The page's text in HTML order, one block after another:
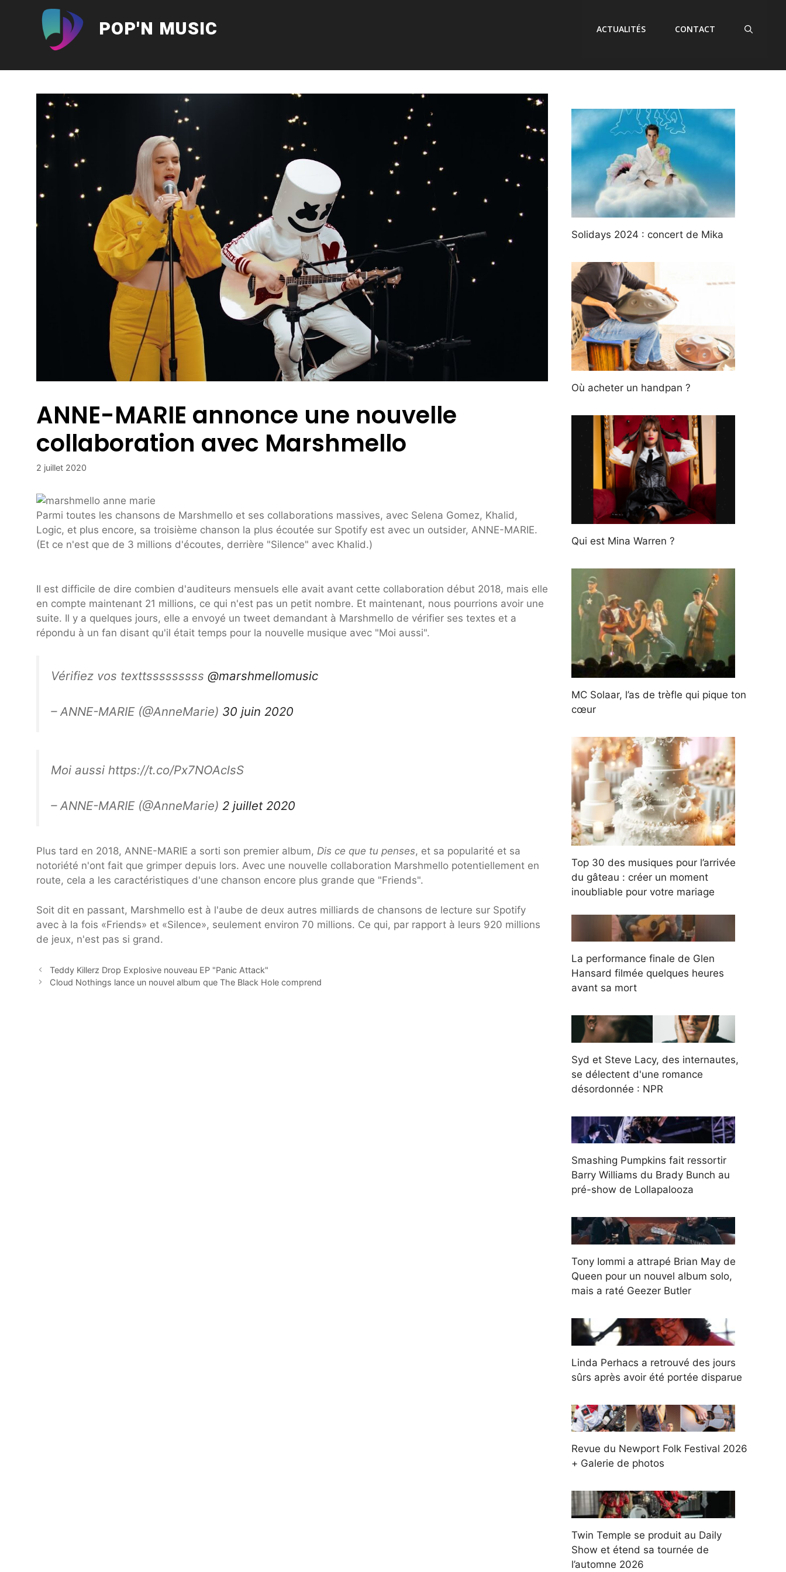
POP'N MUSIC ACTUALITÉS CONTACT
ANNE-MARIE annonce une nouvelle
collaboration avec Marshmello
2 juillet 2020
Parmi toutes les chansons de Marshmello et ses collaborations massives, avec Selena Gomez, Khalid,
Logic, et plus encore, sa troisième chanson la plus écoutée sur Spotify est avec un outsider, ANNE-MARIE.
(Et ce n'est que de 3 millions d'écoutes, derrière "Silence" avec Khalid.)
Il est difficile de dire combien d'auditeurs mensuels elle avait avant cette collaboration début 2018, mais elle
en compte maintenant 21 millions, ce qui n'est pas un petit nombre. Et maintenant, nous pourrions avoir une
suite. Il y a quelques jours, elle a envoyé un tweet demandant à Marshmello de vérifier ses textes et a
répondu à un fan disant qu'il était temps pour la nouvelle musique avec "Moi aussi".
Vérifiez vos texttsssssssss @marshmellomusic
– ANNE-MARIE (@AnneMarie) 30 juin 2020
Moi aussi https://t.co/Px7NOAclsS
– ANNE-MARIE (@AnneMarie) 2 juillet 2020
Plus tard en 2018, ANNE-MARIE a sorti son premier album, Dis ce que tu penses, et sa popularité et sa
notoriété n'ont fait que grimper depuis lors. Avec une nouvelle collaboration Marshmello potentiellement en
route, cela a les caractéristiques d'une chanson encore plus grande que "Friends".
Soit dit en passant, Marshmello est à l'aube de deux autres milliards de chansons de lecture sur Spotify
avec à la fois «Friends» et «Silence», seulement environ 70 millions. Ce qui, par rapport à leurs 920 millions
de jeux, n'est pas si grand.
Teddy Killerz Drop Explosive nouveau EP "Panic Attack"
Cloud Nothings lance un nouvel album que The Black Hole comprend
Solidays 2024 : concert de Mika
Où acheter un handpan ?
Qui est Mina Warren ?
MC Solaar, l’as de trèfle qui pique ton
cœur
Top 30 des musiques pour l’arrivée
du gâteau : créer un moment
inoubliable pour votre mariage
La performance finale de Glen
Hansard filmée quelques heures
avant sa mort
Syd et Steve Lacy, des internautes,
se délectent d'une romance
désordonnée : NPR
Smashing Pumpkins fait ressortir
Barry Williams du Brady Bunch au
pré-show de Lollapalooza
Tony Iommi a attrapé Brian May de
Queen pour un nouvel album solo,
mais a raté Geezer Butler
Linda Perhacs a retrouvé des jours
sûrs après avoir été portée disparue
Revue du Newport Folk Festival 2026
+ Galerie de photos
Twin Temple se produit au Daily
Show et étend sa tournée de
l’automne 2026